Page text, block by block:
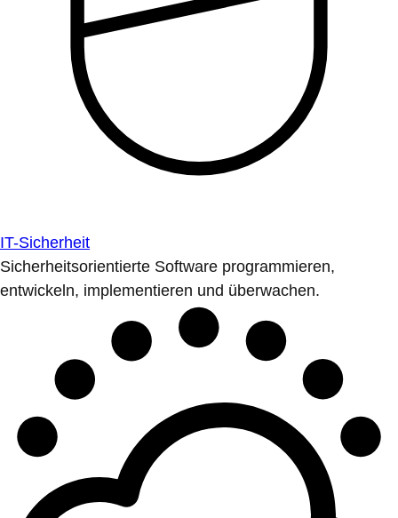
IT-Sicherheit
Sicherheitsorientierte Software programmieren,
entwickeln, implementieren und überwachen.